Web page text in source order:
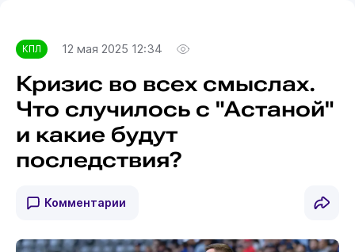
КПЛ 12 мая 2025 12:34
Кризис во всех смыслах.
Что случилось с "Астаной"
и какие будут
последствия?
Комментарии